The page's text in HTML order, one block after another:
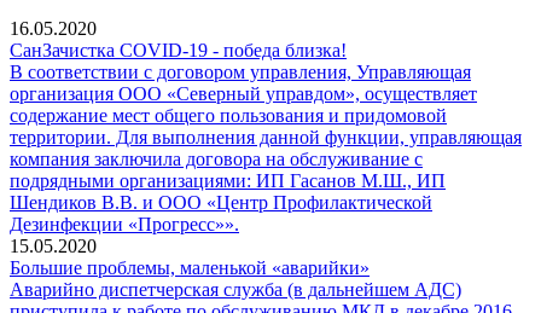
16.05.2020
СанЗачистка COVID-19 - победа близка!
В соответствии с договором управления, Управляющая
организация ООО «Северный управдом», осуществляет
содержание мест общего пользования и придомовой
территории. Для выполнения данной функции, управляющая
компания заключила договора на обслуживание с
подрядными организациями: ИП Гасанов М.Ш., ИП
Шендиков В.В. и ООО «Центр Профилактической
Дезинфекции «Прогресс»».
15.05.2020
Большие проблемы, маленькой «аварийки»
Аварийно диспетчерская служба (в дальнейшем АДС)